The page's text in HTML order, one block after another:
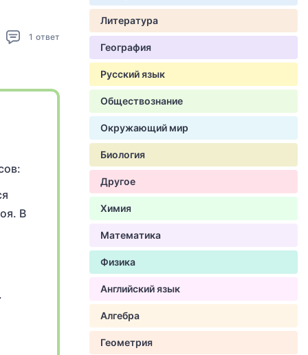
1 ответ
В
Литература
География
Русский язык
Обществознание
Окружающий мир
Биология
Другое
Химия
Математика
Физика
Английский язык
Алгебра
Геометрия